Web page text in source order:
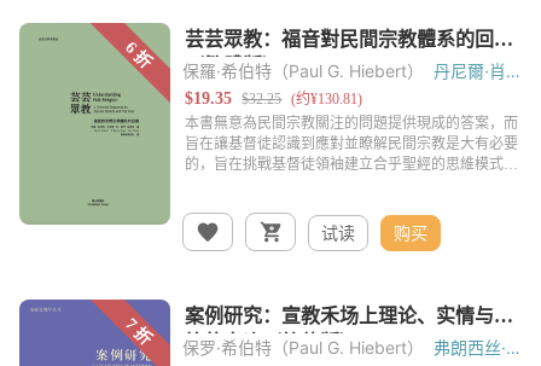
保羅·希伯特（Paul G. Hiebert）
丹尼爾·肖
（Danicl Shaw） 泰特·帖恩努（Tite
Tienou）
试读 购买
保罗·希伯特（Paul G. Hiebert）
弗朗西丝·